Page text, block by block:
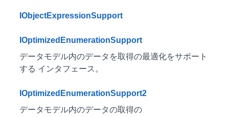
IObjectExpressionSupport
IOptimizedEnumerationSupport
データモデル内のデータを取得の最適化をサポート
する インタフェース。
IOptimizedEnumerationSupport2
データモデル内のデータの取得の